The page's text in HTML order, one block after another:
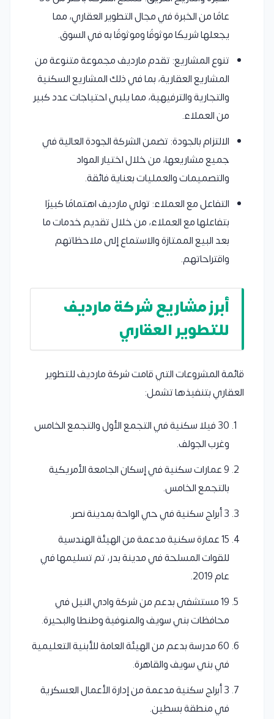
عامًا من الخبرة في مجال التطوير العقاري، مما
يجعلها شريكًا موثوقًا وموثوقًا به في السوق.
تنوع المشاريع: تقدم مارديف مجموعة متنوعة من
المشاريع العقارية، بما في ذلك المشاريع السكنية
والتجارية والترفيهية، مما يلبي احتياجات عدد كبير
من العملاء.
الالتزام بالجودة: تضمن الشركة الجودة العالية في
جميع مشاريعها، من خلال اختيار المواد
والتصميمات والعمليات بعناية فائقة.
التفاعل مع العملاء: تولي مارديف اهتمامًا كبيرًا
بتفاعلها مع العملاء، من خلال تقديم خدمات ما
بعد البيع الممتازة والاستماع إلى ملاحظاتهم
واقتراحاتهم.
أبرز مشاريع شركة مارديف
للتطوير العقاري
قائمة المشروعات التي قامت شركة مارديف للتطوير
العقاري بتنفيذها تشمل:
30 فيلا سكنية في التجمع الأول والتجمع الخامس
وغرب الجولف.
9 عمارات سكنية في إسكان الجامعة الأمريكية
بالتجمع الخامس.
3 أبراج سكنية في حي الواحة بمدينة نصر.
15 عمارة سكنية مدعمة من الهيئة الهندسية
للقوات المسلحة في مدينة بدر، تم تسليمها في
عام 2019.
19 مستشفى بدعم من شركة وادي النيل في
محافظات بني سويف والمنوفية وطنطا والبحيرة.
60 مدرسة بدعم من الهيئة العامة للأبنية التعليمية
في بني سويف والقاهرة.
3 أبراج سكنية مدعمة من إدارة الأعمال العسكرية
في منطقة بسطين.